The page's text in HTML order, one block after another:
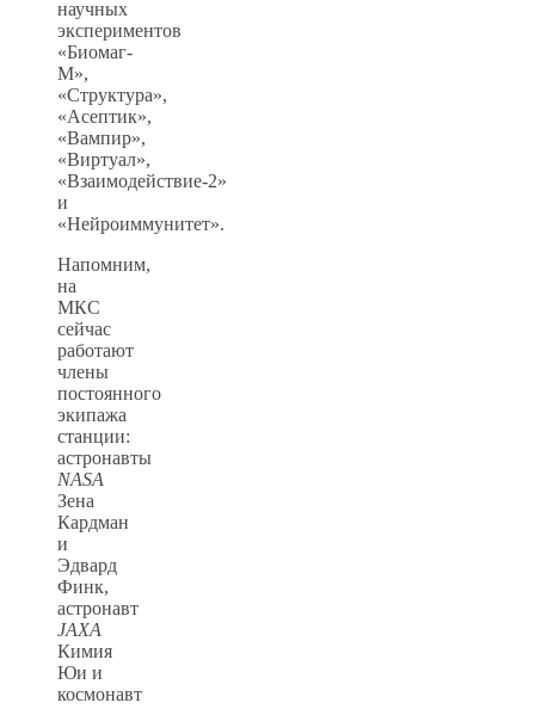
научных
экспериментов
«Биомаг-
М»,
«Структура»,
«Асептик»,
«Вампир»,
«Виртуал»,
«Взаимодействие-2»
и
«Нейроиммунитет».
Напомним,
на
МКС
сейчас
работают
члены
постоянного
экипажа
станции:
астронавты
NASA
Зена
Кардман
и
Эдвард
Финк,
астронавт
JAXA
Кимия
Юи и
космонавт